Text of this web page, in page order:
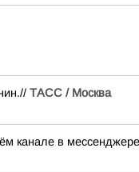
ТАСС / Москва
канале в